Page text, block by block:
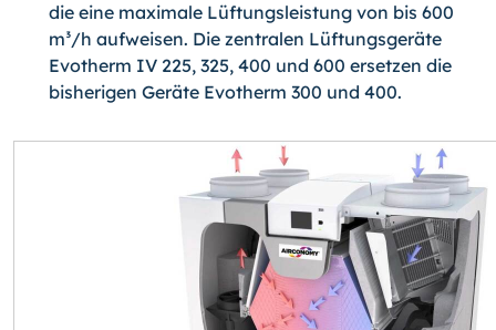
die eine maximale Lüftungsleistung von bis 600
m³/h aufweisen. Die zentralen Lüftungsgeräte
Evotherm IV 225, 325, 400 und 600 ersetzen die
bisherigen Geräte Evotherm 300 und 400.